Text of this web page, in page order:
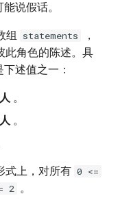
说假话。
组 statements
，
此角色的陈述。具
述值之一：
。
。
式上，对所有 0 <=
2 。